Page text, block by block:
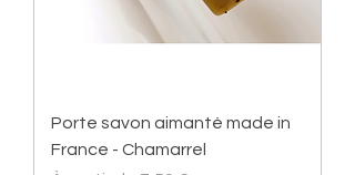
Porte savon aimanté made in
France - Chamarrel